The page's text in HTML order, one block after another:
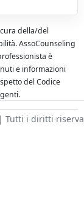
della/del
AssoCounseling
è
e informazioni
del Codice
| Tutti i diritti